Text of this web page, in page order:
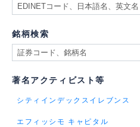
銘柄検索
著名アクティビスト等
シティインデックスイレブンス
エフィッシモ キャピタル